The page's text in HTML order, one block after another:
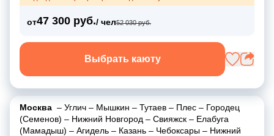
от47 300 руб./ чел52 030 руб.
Выбрать каюту
Москва – Углич – Мышкин – Тутаев – Плес – Городец
(Семенов) – Нижний Новгород – Свияжск – Елабуга
(Мамадыш) – Агидель – Казань – Чебоксары – Нижний